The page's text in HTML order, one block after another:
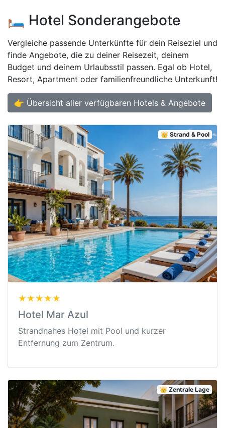
🛏️ Hotel Sonderangebote
Vergleiche passende Unterkünfte für dein Reiseziel und
finde Angebote, die zu deiner Reisezeit, deinem
Budget und deinem Urlaubsstil passen. Egal ob Hotel,
Resort, Apartment oder familienfreundliche Unterkunft!
👉 Übersicht aller verfügbaren Hotels & Angebote
👑 Strand & Pool
★★★★★
Hotel Mar Azul
Strandnahes Hotel mit Pool und kurzer
Entfernung zum Zentrum.
👑 Zentrale Lage